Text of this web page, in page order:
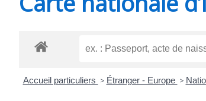
SAINT-
Accueil particuliers > Étranger - Europe >